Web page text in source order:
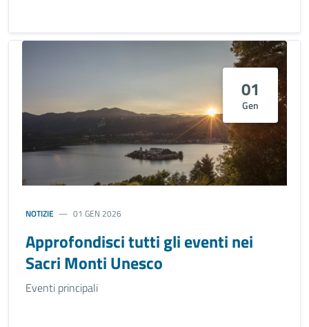
01
Gen
NOTIZIE 01 GEN 2026
Approfondisci tutti gli eventi nei
Sacri Monti Unesco
Eventi principali